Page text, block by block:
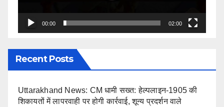
00:00 02:00
Recent Posts
Uttarakhand News: CM धामी सख्त: हेल्पलाइन-1905 की
शिकायतों में लापरवाही पर होगी कार्रवाई, शून्य प्रदर्शन वाले